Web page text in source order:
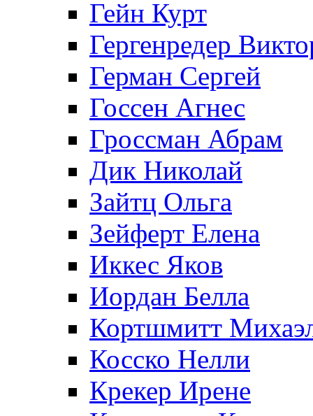
Гейн Курт
Гергенредер
Герман Сергей
Госсен Агнес
Гроссман Абрам
Дик Николай
Зайтц Ольга
Зейферт Елена
Иккес Яков
Иордан Белла
Кортшмитт
Косско Нелли
Крекер Ирене